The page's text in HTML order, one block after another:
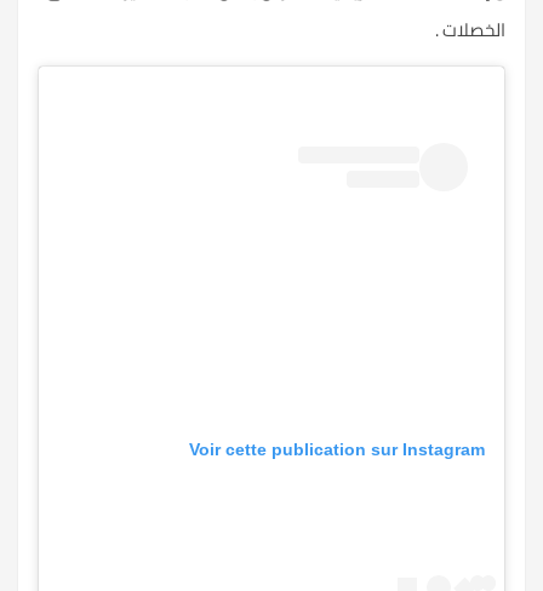
الخصلات .
Voir cette publication sur Instagram